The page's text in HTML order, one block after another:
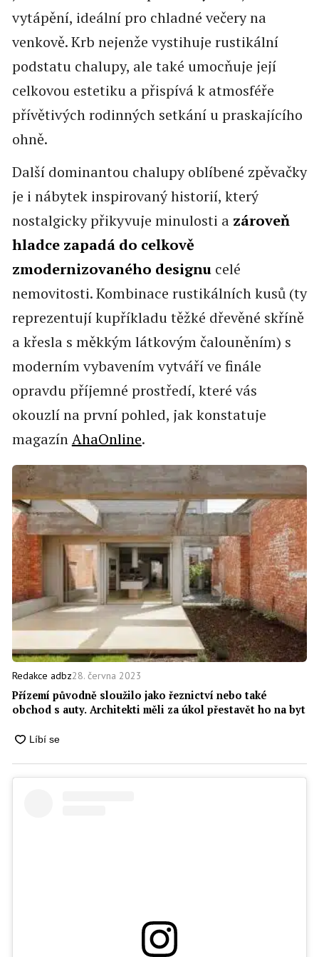
vytápění, ideální pro chladné večery na
venkově. Krb nejenže vystihuje rustikální
podstatu chalupy, ale také umocňuje její
celkovou estetiku a přispívá k atmosféře
přívětivých rodinných setkání u praskajícího
ohně.
Další dominantou chalupy oblíbené zpěvačky
je i nábytek inspirovaný historií, který
nostalgicky přikyvuje minulosti azároveň
hladce zapadá do celkově
zmodernizovaného designucelé
nemovitosti. Kombinace rustikálních kusů (ty
reprezentují kupříkladu těžké dřevěné skříně
a křesla s měkkým látkovým čalouněním) s
moderním vybavením vytváří ve finále
opravdu příjemné prostředí, které vás
okouzlí na první pohled, jak konstatuje
magazínAhaOnline.
Redakce adbz28. června 2023
Přízemí původně sloužilo jako řeznictví nebo také
obchod s auty. Architekti měli za úkol přestavět ho na byt